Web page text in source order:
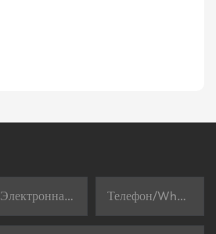
Электронная Почта Телефон/WhatsApp